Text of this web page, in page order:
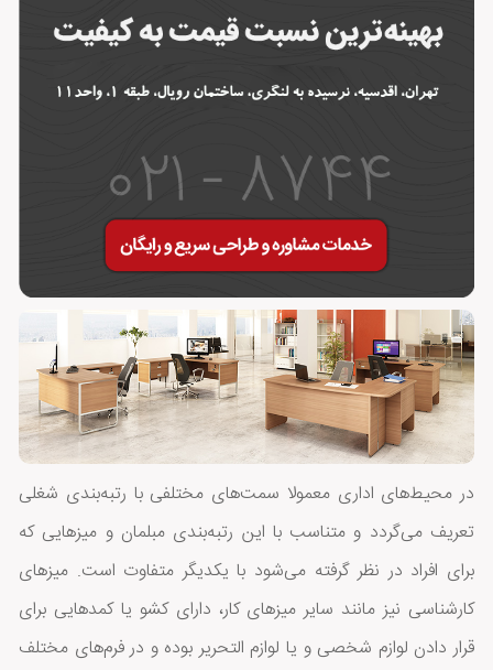
در محیط‌های اداری معمولا سمت‌های مختلفی با رتبه‌بندی شغلی
تعریف می‌گردد و متناسب با این رتبه‌بندی مبلمان و میزهایی که
برای افراد در نظر گرفته می‌شود با یکدیگر متفاوت است. میزهای
کارشناسی نیز مانند سایر میزهای کار، دارای کشو یا کمدهایی برای
قرار دادن لوازم شخصی و یا لوازم التحریر بوده و در فرم‌های مختلف